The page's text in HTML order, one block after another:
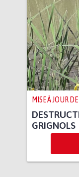
MISE À JOUR
GRIGNOLS